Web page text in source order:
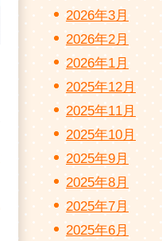
2026年3月
2026年2月
2026年1月
2025年12月
2025年11月
2025年10月
2025年9月
2025年8月
2025年7月
2025年6月